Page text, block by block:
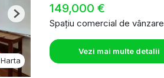
Harta
Next
149,000 €
Spațiu comercial de vânzare
Vezi mai multe detalii